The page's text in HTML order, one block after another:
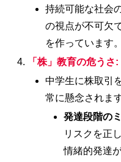
持続可能な社会
の視点が不可欠
を作っています。
「株」教育の危うさ:
中学生に株取引
常に懸念されま
発達段階の
リスクを正
情緒的発達